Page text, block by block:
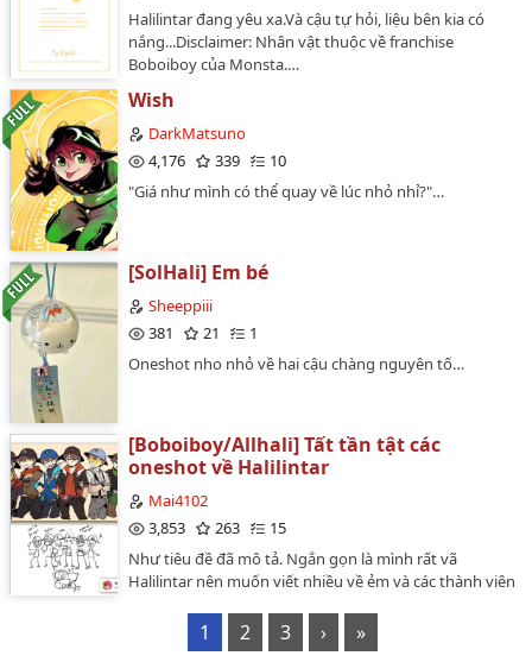
của tớ dành cho bé, nên cái fic này được ra đời, để mai
mốt có già thì còn nhớ lại một thời u mê. Phần mô tả
vậy thôi chứ vào truyện tớ bỏ cả đống đường, và chắc
chắn nó sến:))))Mọi người đọc trên tinh thần vui vẻ. -
triển Animonsta Studio Sdn. Bhd-Mọi tình tiết điều
không có trong kịch bản chính.…
Halilintar đang yêu xa.Và cậu tự hỏi, liệu bên kia có
nắng...Disclaimer: Nhân vật thuộc về franchise
Boboiboy của Monsta.…
Wish
DarkMatsuno
4,176
339
10
"Giá như mình có thể quay về lúc nhỏ nhỉ?"…
[SolHali] Em bé
Sheeppiii
381
21
1
Oneshot nho nhỏ về hai cậu chàng nguyên tố…
[Boboiboy/Allhali] Tất tần tật các
oneshot về Halilintar
Mai4102
3,853
263
15
Như tiêu đề đã mô tả. Ngắn gọn là mình rất vã
Halilintar nên muốn viết nhiều về ẻm và các thành viên
chút angst cho thêm mùi vị. Tất nhiên bao gồm các
chương có cảnh 18+ mà mình có để thông báo ở tên
1 2 3 › »